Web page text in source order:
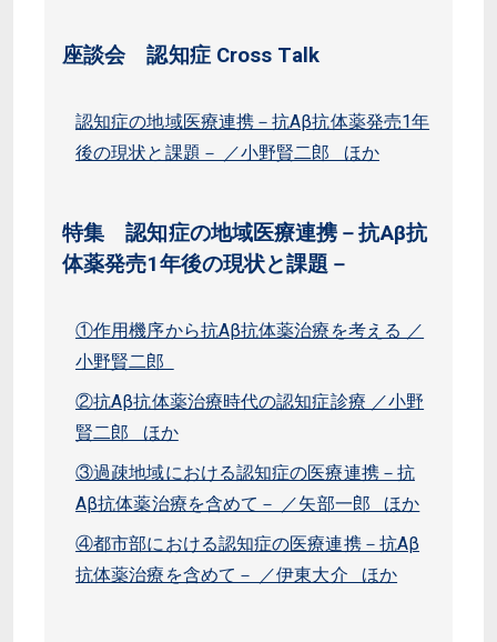
座談会 認知症 Cross Talk
認知症の地域医療連携－抗Aβ抗体薬発売1年
後の現状と課題－ ／小野賢二郎 ほか
特集 認知症の地域医療連携－抗Aβ抗
体薬発売1年後の現状と課題－
①作用機序から抗Aβ抗体薬治療を考える ／
小野賢二郎
②抗Aβ抗体薬治療時代の認知症診療 ／小野
賢二郎 ほか
③過疎地域における認知症の医療連携－抗
Aβ抗体薬治療を含めて－ ／矢部一郎 ほか
④都市部における認知症の医療連携－抗Aβ
抗体薬治療を含めて－ ／伊東大介 ほか